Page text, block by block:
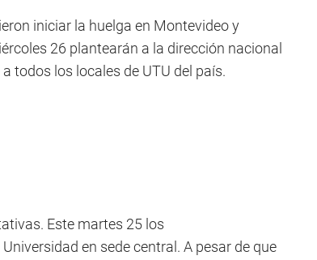
iniciar la huelga en Montevideo y
26 plantearán a la dirección nacional
todos los locales de UTU del país.
Este martes 25 los
en sede central. A pesar de que